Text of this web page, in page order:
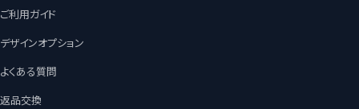
ご利用ガイド
デザインオプション
よくある質問
返品交換